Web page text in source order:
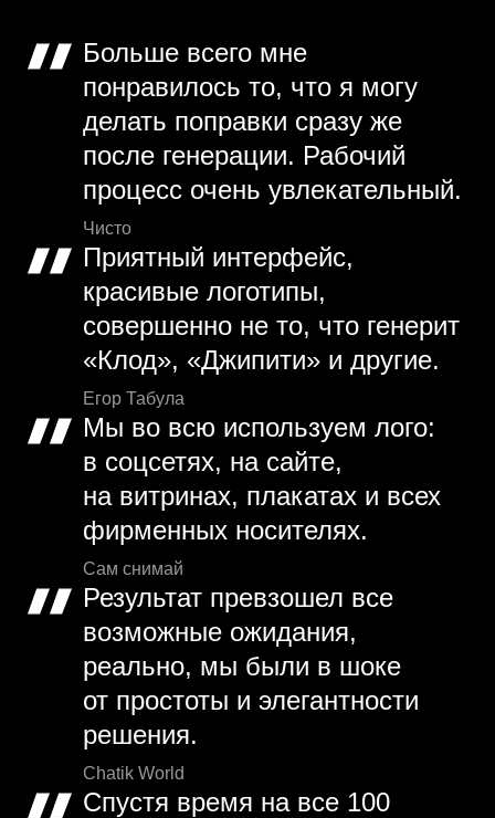
Больше всего мне
понравилось то, что я могу
делать поправки сразу же
после генерации. Рабочий
процесс очень увлекательный.
Чисто
Приятный интерфейс,
красивые логотипы,
совершенно не то, что генерит
«Клод», «Джипити» и другие.
Егор Табула
Мы во всю используем лого:
в соцсетях, на сайте,
на витринах, плакатах и всех
фирменных носителях.
Сам снимай
Результат превзошел все
возможные ожидания,
реально, мы были в шоке
от простоты и элегантности
решения.
Chatik World
Спустя время на все 100